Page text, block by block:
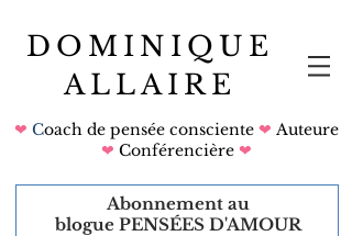
DOMINIQUE
ALLAIRE
❤ Coach de pensée consciente ❤ Auteure
❤ Conférencière ❤
Abonnement au
blogue PENSÉES D'AMOUR